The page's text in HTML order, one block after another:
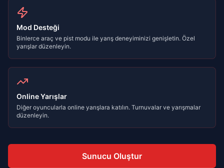
Mod Desteği
Binlerce araç ve pist modu ile yarış deneyiminizi genişletin. Özel
yarışlar düzenleyin.
Online Yarışlar
Diğer oyuncularla online yarışlara katılın. Turnuvalar ve yarışmalar
düzenleyin.
Sunucu Oluştur